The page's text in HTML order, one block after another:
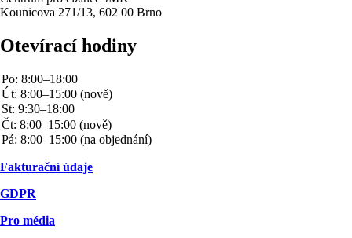
Kounicova 271/13, 602 00 Brno
Otevírací hodiny
Fakturační údaje
GDPR
Pro média